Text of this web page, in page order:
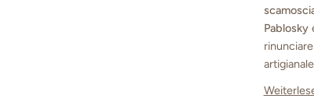
Pablosky